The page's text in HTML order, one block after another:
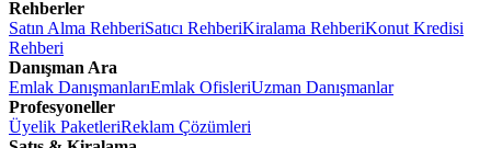
Rehberler
Satın Alma RehberiSatıcı RehberiKiralama RehberiKonut Kredisi
Rehberi
Danışman Ara
Emlak DanışmanlarıEmlak OfisleriUzman Danışmanlar
Profesyoneller
Üyelik PaketleriReklam Çözümleri